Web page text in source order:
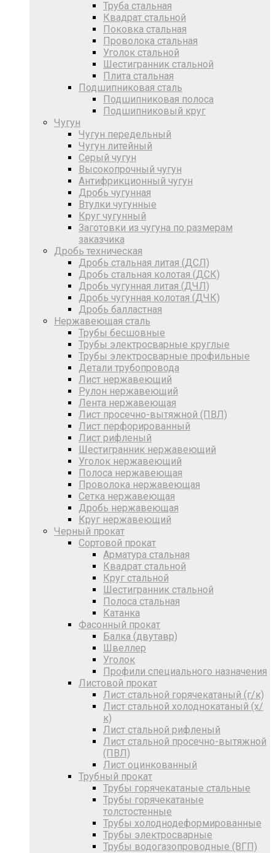
Труба стальная
Квадрат стальной
Поковка стальная
Проволока стальная
Уголок стальной
Шестигранник стальной
Плита стальная
Подшипниковая сталь
Подшипниковая полоса
Подшипниковый круг
Чугун
Чугун передельный
Чугун литейный
Серый чугун
Высокопрочный чугун
Антифрикционный чугун
Дробь чугунная
Втулки чугунные
Круг чугунный
Заготовки из чугуна по размерам
заказчика
Дробь техническая
Дробь стальная литая (ДСЛ)
Дробь стальная колотая (ДСК)
Дробь чугунная литая (ДЧЛ)
Дробь чугунная колотая (ДЧК)
Дробь балластная
Нержавеющая сталь
Трубы бесшовные
Трубы электросварные круглые
Трубы электросварные профильные
Детали трубопровода
Лист нержавеющий
Рулон нержавеющий
Лента нержавеющая
Лист просечно-вытяжной (ПВЛ)
Лист перфорированный
Лист рифленый
Шестигранник нержавеющий
Уголок нержавеющий
Полоса нержавеющая
Проволока нержавеющая
Сетка нержавеющая
Дробь нержавеющая
Круг нержавеющий
Черный прокат
Сортовой прокат
Арматура стальная
Квадрат стальной
Круг стальной
Шестигранник стальной
Полоса стальная
Катанка
Фасонный прокат
Балка (двутавр)
Швеллер
Уголок
Профили специального назначения
Листовой прокат
Лист стальной горячекатаный (г/к)
Лист стальной холоднокатаный (х/
к)
Лист стальной рифленый
Лист стальной просечно-вытяжной
(ПВЛ)
Лист оцинкованный
Трубный прокат
Трубы горячекатаные стальные
Трубы горячекатаные
толстостенные
Трубы холоднодеформированные
Трубы электросварные
Трубы водогазопроводные (ВГП)